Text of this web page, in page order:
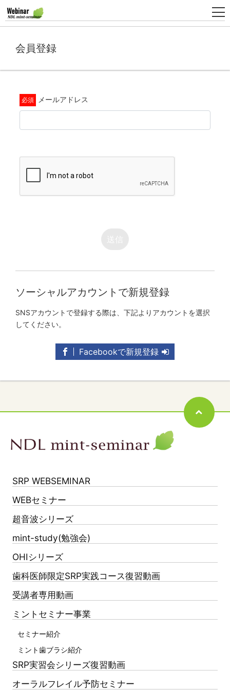
会員登録
メールアドレス
ソーシャルアカウントで新規登録
SNSアカウントで登録する際は、下記よりアカウントを選択
してください。
Facebookで新規登録
SRP WEBSEMINAR
WEBセミナー
超音波シリーズ
mint-study(勉強会)
OHIシリーズ
歯科医師限定SRP実践コース復習動画
受講者専用動画
ミントセミナー事業
セミナー紹介
ミント歯ブラシ紹介
SRP実習会シリーズ復習動画
オーラルフレイル予防セミナー